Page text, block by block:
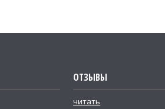
ОТЗЫВЫ
читать